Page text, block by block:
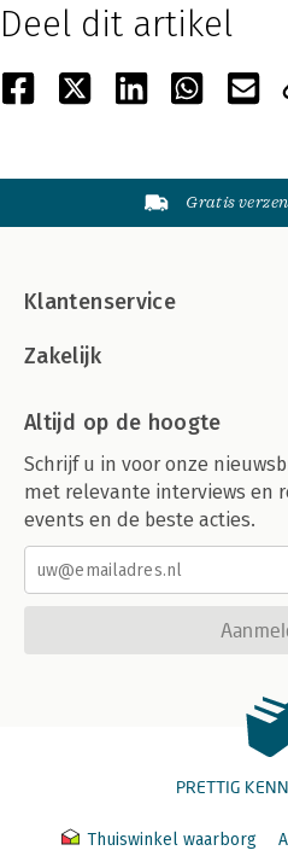
Deel dit artikel
Gratis
Klantenservice
Zakelijk
Altijd op de hoogte
Schrijf u in voor onze
met relevante interviews en
events en de beste acties.
PRETTIG
Thuiswinkel waarborg